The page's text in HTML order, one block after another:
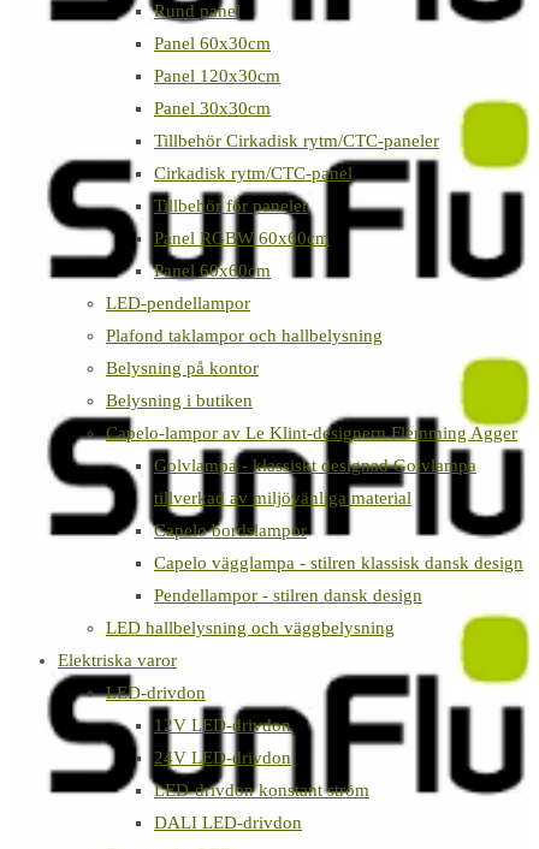
Rund panel
Panel 60x30cm
Panel 120x30cm
Panel 30x30cm
Tillbehör Cirkadisk rytm/CTC-paneler
Cirkadisk rytm/CTC-panel
Tillbehör för paneler
Panel RGBW 60x60cm
Panel 60x60cm
LED-pendellampor
Plafond taklampor och hallbelysning
Belysning på kontor
Belysning i butiken
Capelo-lampor av Le Klint-designern Flemming Agger
Golvlampa - klassiskt designad Golvlampa
tillverkad av miljövänliga material
Capelo bordslampor
Capelo vägglampa - stilren klassisk dansk design
Pendellampor - stilren dansk design
LED hallbelysning och väggbelysning
Elektriska varor
LED-drivdon
12V LED-drivdon
24V LED-drivdon
LED-drivdon konstant ström
DALI LED-drivdon